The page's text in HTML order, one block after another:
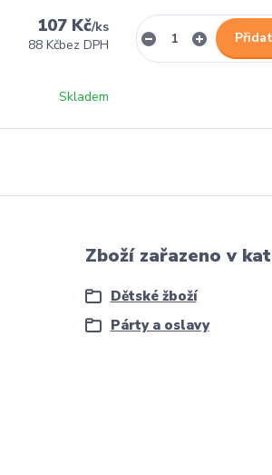
107 Kč/ks
88 Kčbez DPH
Skladem
Zboží zařazeno v
Dětské žboží
Párty a oslavy